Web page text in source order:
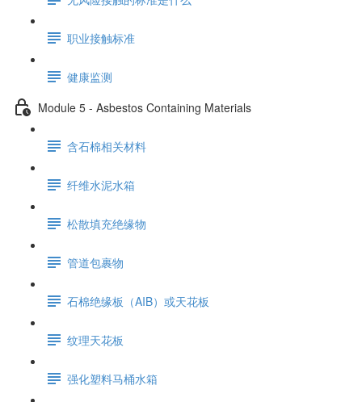
职业接触标准
健康监测
Module 5 - Asbestos Containing Materials
含石棉相关材料
纤维水泥水箱
松散填充绝缘物
管道包裹物
石棉绝缘板（AIB）或天花板
纹理天花板
强化塑料马桶水箱